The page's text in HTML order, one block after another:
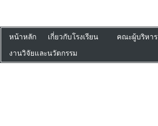
หน้าหลัก เกี่ยวกับโรงเรียน คณะผู้บริหาร
งานวิจัยและนวัตกรรม